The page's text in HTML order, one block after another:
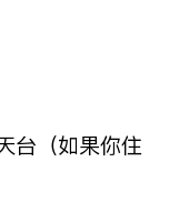
台（如果你住